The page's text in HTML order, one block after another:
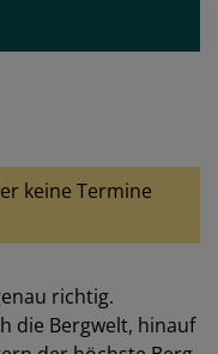
keine Termine
richtig.
die Bergwelt, hinauf